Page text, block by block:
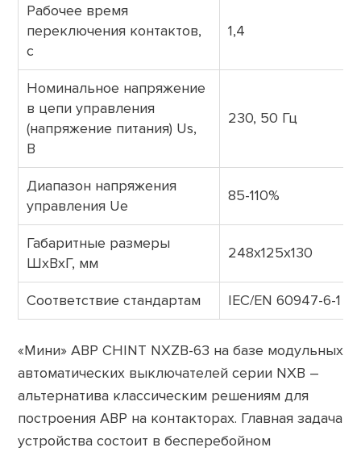
Рабочее время
переключения контактов,
с
1,4
Номинальное напряжение
в цепи управления
(напряжение питания) Us,
B
230, 50 Гц
Диапазон напряжения
управления Ue
85-110%
Габаритные размеры
ШхВхГ, мм
248х125х130
Соответствие стандартам IEC/EN 60947-6-1
«Мини» АВР CHINT NXZB-63 на базе модульных
автоматических выключателей серии NXB –
альтернатива классическим решениям для
построения АВР на контакторах. Главная задача
устройства состоит в бесперебойном